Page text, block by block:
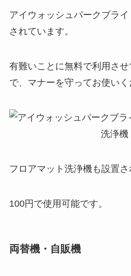
アイウォッシュパークブラ
されています。
有難いことに無料で利用さ
で、マナーを守ってお使いく
フロアマット洗浄機も設置さ
100円で使用可能です。
両替機・自販機